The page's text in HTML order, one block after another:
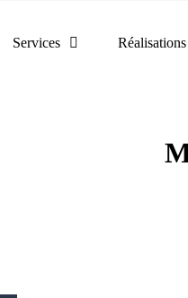
Services Réalisations